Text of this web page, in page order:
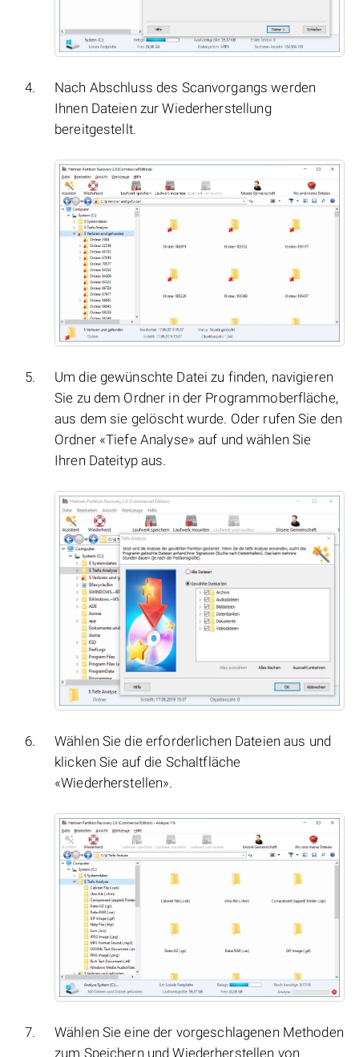
Nach Abschluss des Scanvorgangs werden
Ihnen Dateien zur Wiederherstellung
bereitgestellt.
Um die gewünschte Datei zu finden, navigieren
Sie zu dem Ordner in der Programmoberfläche,
aus dem sie gelöscht wurde. Oder rufen Sie den
Ordner «Tiefe Analyse» auf und wählen Sie
Ihren Dateityp aus.
Wählen Sie die erforderlichen Dateien aus und
klicken Sie auf die Schaltfläche
«Wiederherstellen».
Wählen Sie eine der vorgeschlagenen Methoden
zum Speichern und Wiederherstellen von